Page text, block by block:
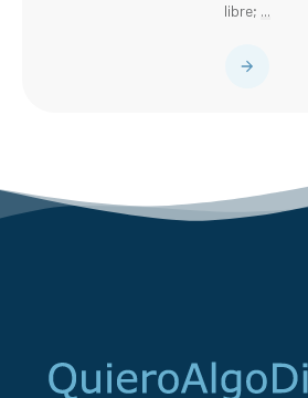
libre; ...